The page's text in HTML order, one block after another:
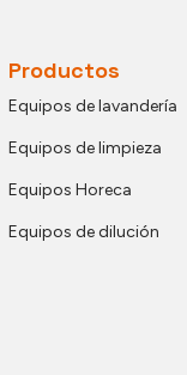
Productos
Equipos de lavandería
Equipos de limpieza
Equipos Horeca
Equipos de dilución